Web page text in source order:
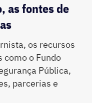
as fontes de
os recursos
como o Fundo
Pública,
parcerias e